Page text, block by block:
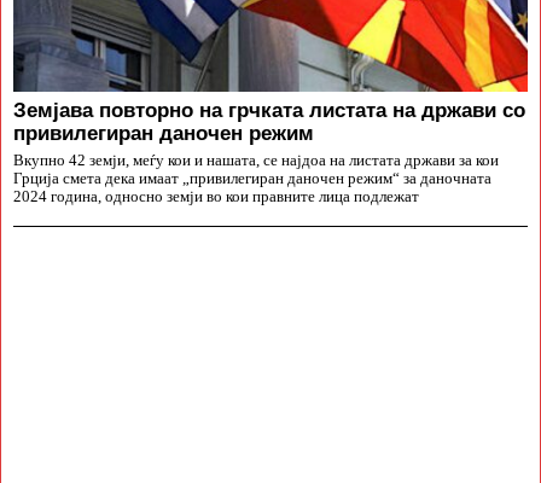
Земјава повторно на грчката листата на држави со
привилегиран даночен режим
Вкупно 42 земји, меѓу кои и нашата, се најдоа на листата држави за кои
Грција смета дека имаат „привилегиран даночен режим“ за даночната
2024 година, односно земји во кои правните лица подлежат